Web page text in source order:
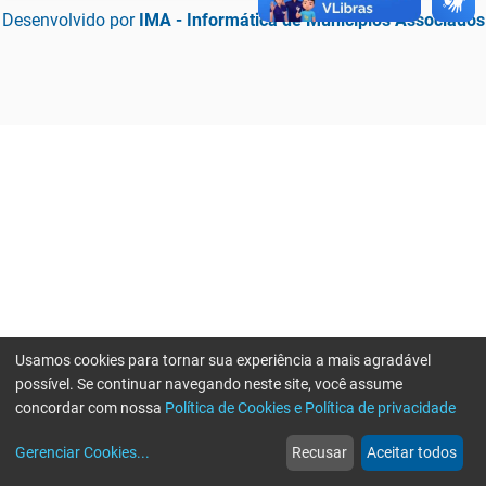
Desenvolvido por IMA - Informática de Municípios Associados
web
Notícias
more_horiz
Mais
Usamos cookies para tornar sua experiência a mais agradável
possível. Se continuar navegando neste site, você assume
concordar com nossa Política de Cookies e Política de privacidade
Gerenciar Cookies... Recusar Aceitar todos
Erro ao enviar informações, por favor tente novamente